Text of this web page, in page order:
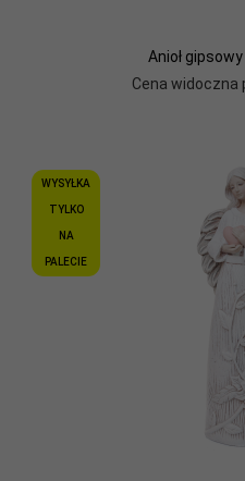
Anioł
Cena widoczna
WYSYŁKA
TYLKO
NA
PALECIE